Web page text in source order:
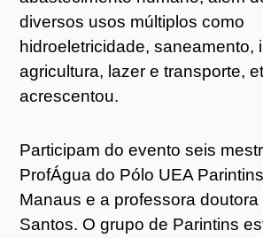
diversos usos múltiplos como
hidroeletricidade, saneamento,
agricultura, lazer e transporte,
acrescentou.
Participam do evento seis
ProfÁgua do Pólo UEA
Manaus e a professora
Santos. O grupo de Parintins